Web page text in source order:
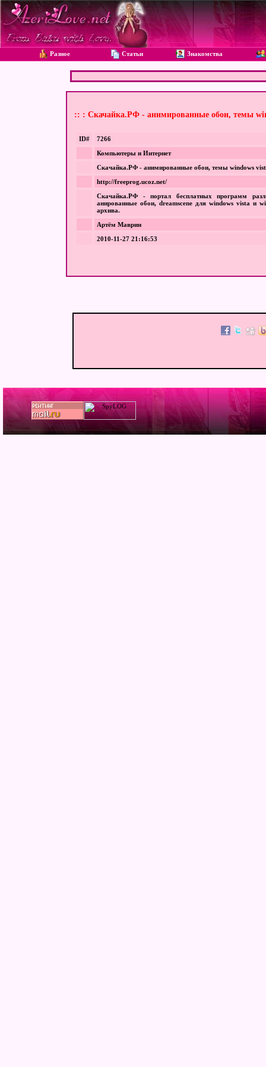
Разное Статьи Знакомства
:: : Скачайка.РФ - анимированные обои, темы
ID#
7266
Компьютеры и Интернет
Скачайка.РФ - анимированные обои, темы windows
http://freeprog.ucoz.net/
Скачайка.РФ - портал бесплатных программ
анированные обои, dreamscene для windows vista и
архива.
Артём Маврин
2010-11-27 21:16:53